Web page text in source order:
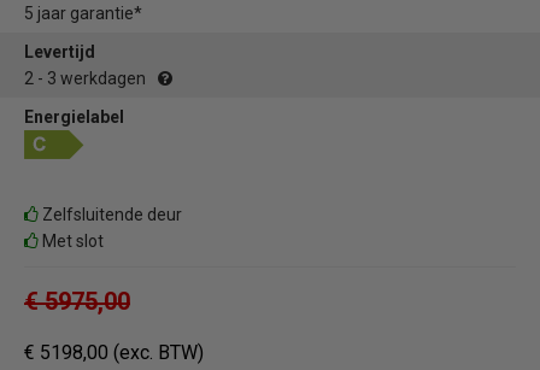
5 jaar garantie*
Levertijd
2 - 3 werkdagen
Energielabel
Zelfsluitende deur
Met slot
€ 5975,00
€ 5198,00 (exc. BTW)